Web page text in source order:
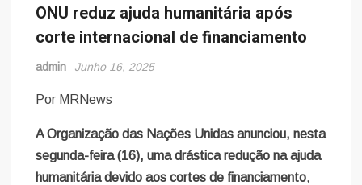
ONU reduz ajuda humanitária após
corte internacional de financiamento
admin Junho 16, 2025
Por MRNews
A Organização das Nações Unidas anunciou, nesta
segunda-feira (16), uma drástica redução na ajuda
humanitária devido aos cortes de financiamento,